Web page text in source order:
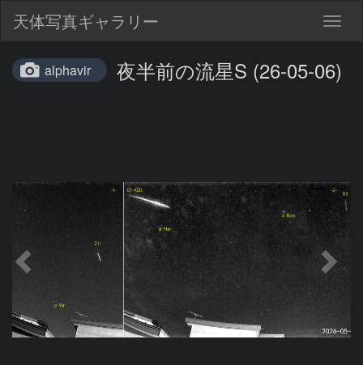
天体写真ギャラリー
alphavir 夜半前の流星S (26-05-06)